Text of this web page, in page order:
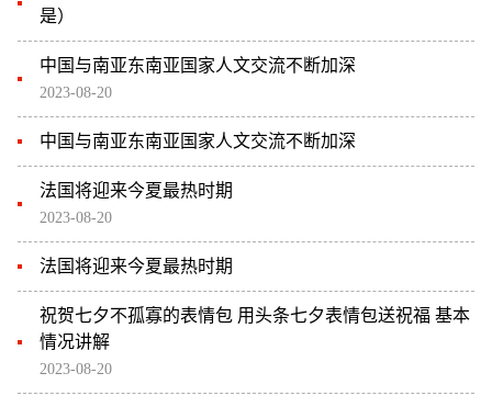
是）
中国与南亚东南亚国家人文交流不断加深
2023-08-20
中国与南亚东南亚国家人文交流不断加深
法国将迎来今夏最热时期
2023-08-20
法国将迎来今夏最热时期
祝贺七夕不孤寡的表情包 用头条七夕表情包送祝福 基本
情况讲解
2023-08-20